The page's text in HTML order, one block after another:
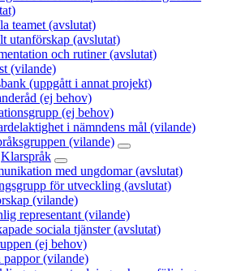
teamet (avslutat)
utanförskap (avslutat)
och rutiner (avslutat)
(vilande)
(uppgått i annat projekt)
(ej behov)
(ej behov)
i nämndens mål (vilande)
(vilande)
Klarspråk
med ungdomar (avslutat)
för utveckling (avslutat)
(vilande)
representant (vilande)
sociala tjänster (avslutat)
(ej behov)
pappor (vilande)